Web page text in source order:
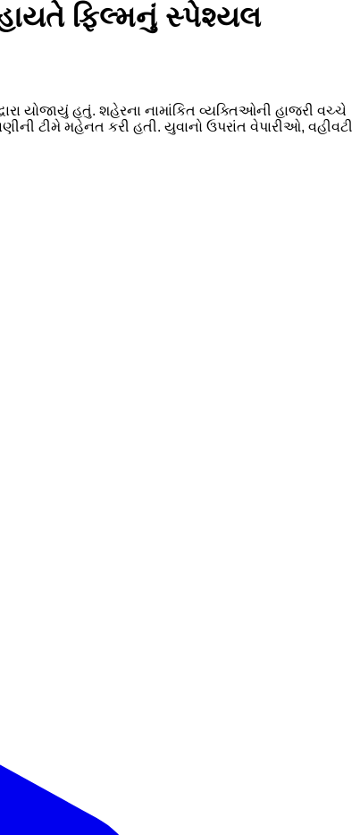
ફિલ્મનું સ્પેશ્યલ
યોજાયું હતું. શહેરના નામાંકિત વ્યક્તિઓની હાજરી વચ્ચે
ટીમે મહેનત કરી હતી. યુવાનો ઉપરાંત વેપારીઓ, વહીવટી